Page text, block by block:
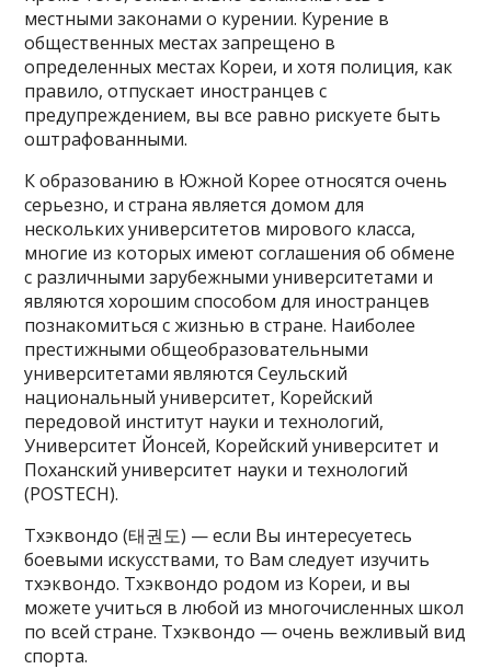
местными законами о курении. Курение в
общественных местах запрещено в
определенных местах Кореи, и хотя полиция, как
правило, отпускает иностранцев с
предупреждением, вы все равно рискуете быть
оштрафованными.
К образованию в Южной Корее относятся очень
серьезно, и страна является домом для
нескольких университетов мирового класса,
многие из которых имеют соглашения об обмене
с различными зарубежными университетами и
являются хорошим способом для иностранцев
познакомиться с жизнью в стране. Наиболее
престижными общеобразовательными
университетами являются Сеульский
национальный университет, Корейский
передовой институт науки и технологий,
Университет Йонсей, Корейский университет и
Поханский университет науки и технологий
(POSTECH).
Тхэквондо (태권도) — если Вы интересуетесь
боевыми искусствами, то Вам следует изучить
тхэквондо. Тхэквондо родом из Кореи, и вы
можете учиться в любой из многочисленных школ
по всей стране. Тхэквондо — очень вежливый вид
спорта.